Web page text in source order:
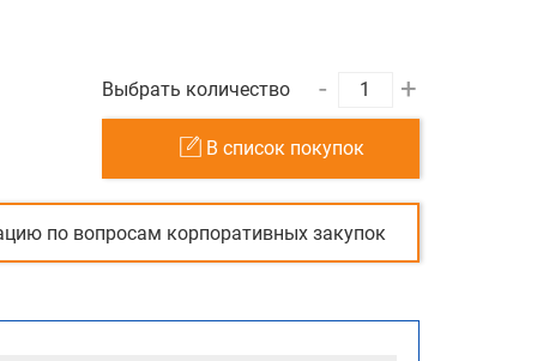
Выбрать количество - +
В список покупок
по вопросам корпоративных закупок